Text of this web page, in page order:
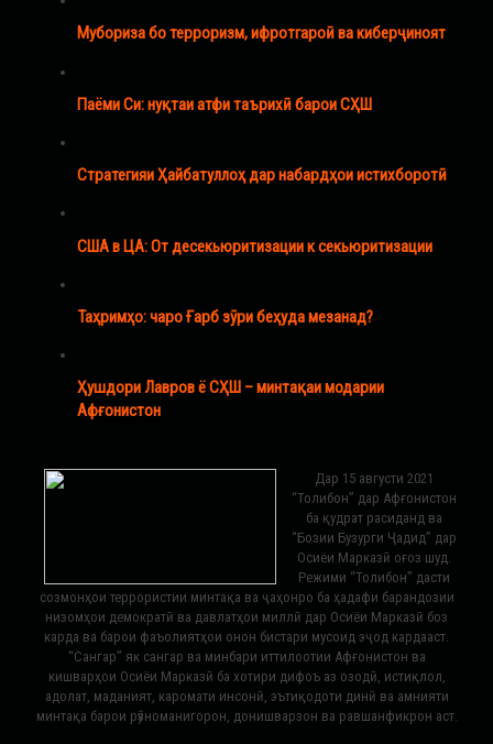
Мубориза бо терроризм, ифротгароӣ ва киберҷиноят
Паёми Си: нуқтаи атфи таърихӣ барои СҲШ
Стратегияи Ҳайбатуллоҳ дар набардҳои истихборотӣ
США в ЦА: От десекьюритизации к секьюритизации
Таҳримҳо: чаро Ғарб зӯри беҳуда мезанад?
Ҳушдори Лавров ё СҲШ – минтақаи модарии
Афғонистон
Дар 15 августи 2021
“Толибон” дар Афғонистон
ба қудрат расиданд ва
“Бозии Бузурги Ҷадид” дар
Осиёи Марказӣ оғоз шуд.
Режими “Толибон” дасти
созмонҳои террористии минтақа ва ҷаҳонро ба ҳадафи барандозии
низомҳои демократӣ ва давлатҳои миллӣ дар Осиёи Марказӣ боз
карда ва барои фаъолиятҳои онон бистари мусоид эҷод кардааст.
“Сангар” як сангар ва минбари иттилоотии Афғонистон ва
кишварҳои Осиёи Марказӣ ба хотири дифоъ аз озодӣ, истиқлол,
адолат, маданият, каромати инсонӣ, эътиқодоти динӣ ва амнияти
минтақа барои рӯзноманигорон, донишварзон ва равшанфикрон аст.